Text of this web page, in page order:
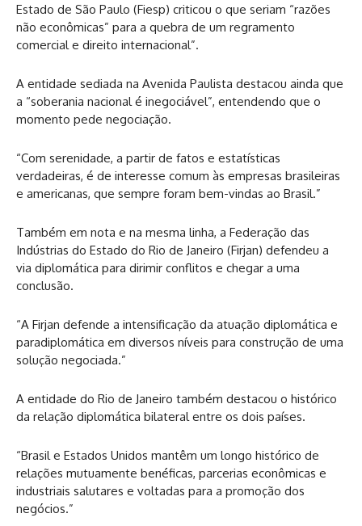
Estado de São Paulo (Fiesp) criticou o que seriam “razões
não econômicas” para a quebra de um regramento
comercial e direito internacional”.
A entidade sediada na Avenida Paulista destacou ainda que
a “soberania nacional é inegociável”, entendendo que o
momento pede negociação.
“Com serenidade, a partir de fatos e estatísticas
verdadeiras, é de interesse comum às empresas brasileiras
e americanas, que sempre foram bem-vindas ao Brasil.”
Também em nota e na mesma linha, a Federação das
Indústrias do Estado do Rio de Janeiro (Firjan) defendeu a
via diplomática para dirimir conflitos e chegar a uma
conclusão.
“A Firjan defende a intensificação da atuação diplomática e
paradiplomática em diversos níveis para construção de uma
solução negociada.”
A entidade do Rio de Janeiro também destacou o histórico
da relação diplomática bilateral entre os dois países.
“Brasil e Estados Unidos mantêm um longo histórico de
relações mutuamente benéficas, parcerias econômicas e
industriais salutares e voltadas para a promoção dos
negócios.”